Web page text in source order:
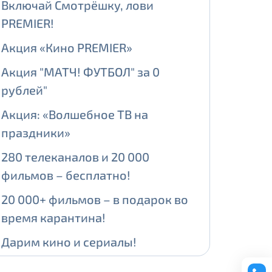
Включай Смотрёшку, лови
PREMIER!
Акция «Кино PREMIER»
Акция "МАТЧ! ФУТБОЛ" за 0
рублей"
Акция: «Волшебное ТВ на
праздники»
280 телеканалов и 20 000
фильмов – бесплатно!
20 000+ фильмов – в подарок во
время карантина!
Дарим кино и сериалы!
обработки персональных
обработки персональных
выделение публичного IP
IP адрес -
реквизитов.
услуги.
в течение трех календарных